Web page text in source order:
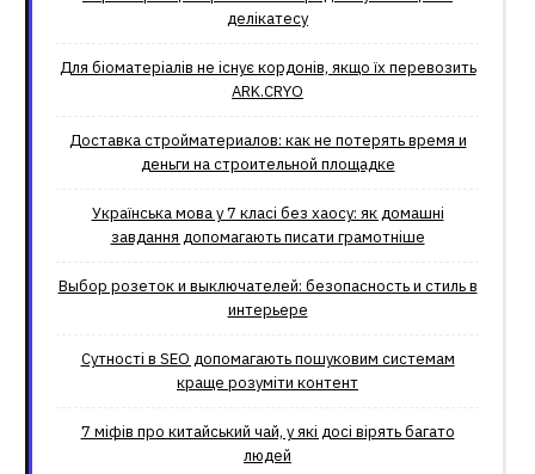
делікатесу
Для біоматеріалів не існує кордонів, якщо їх перевозить
ARK.CRYO
Доставка стройматериалов: как не потерять время и
деньги на строительной площадке
Українська мова у 7 класі без хаосу: як домашні
завдання допомагають писати грамотніше
Выбор розеток и выключателей: безопасность и стиль в
интерьере
Сутності в SEO допомагають пошуковим системам
краще розуміти контент
7 міфів про китайський чай, у які досі вірять багато
людей